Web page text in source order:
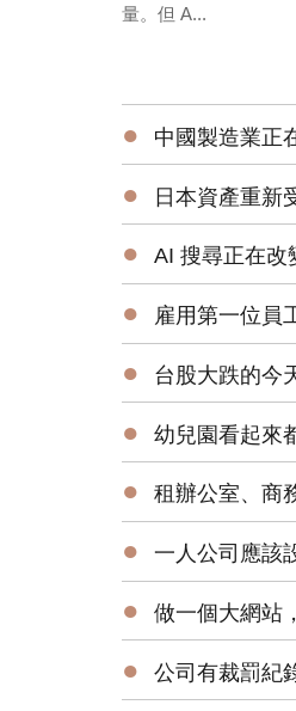
量。但 A...
● 中國製造業正在
● 日本資產重新
● AI 搜尋正在改
● 雇用第一位員
● 台股大跌的今
● 幼兒園看起來
● 租辦公室、商
● 一人公司應該
● 做一個大網站
● 公司有裁罰紀